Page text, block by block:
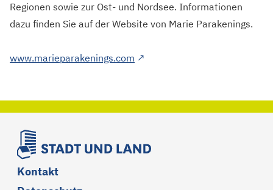
Regionen sowie zur Ost- und Nordsee. Informationen
dazu finden Sie auf der Website von Marie Parakenings.
www.marieparakenings.com ↗
Kontakt